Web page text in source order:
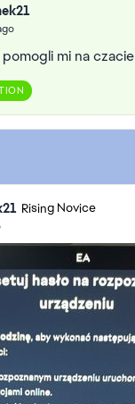
mi na czacie
Rising Novice